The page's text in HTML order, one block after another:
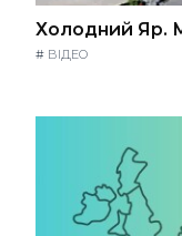
Холодний Яр.
# ВІДЕО